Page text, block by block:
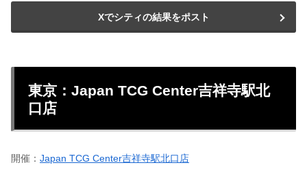
Xでシティの結果をポスト
東京：Japan TCG Center吉祥寺駅北
口店
開催： Japan TCG Center吉祥寺駅北口店